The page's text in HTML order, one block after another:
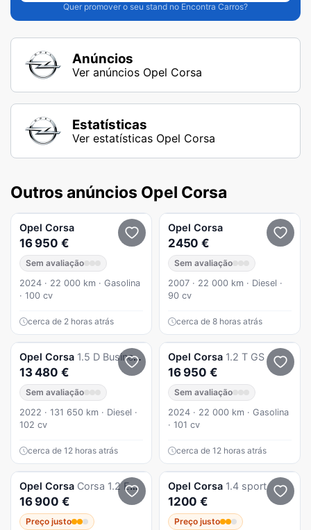
Quer promover o seu stand no Encontra Carros?
Anúncios
Ver anúncios Opel Corsa
Estatísticas
Ver estatísticas Opel Corsa
Outros anúncios Opel Corsa
Opel Corsa
16 950 €
Sem avaliação
2024 · 22 000 km · Gasolina
· 100 cv
cerca de 2 horas atrás
Opel Corsa
2450 €
Sem avaliação
2007 · 22 000 km · Diesel ·
90 cv
cerca de 8 horas atrás
Opel Corsa 1.5 D Business
13 480 €
Sem avaliação
2022 · 131 650 km · Diesel ·
102 cv
cerca de 12 horas atrás
Opel Corsa 1.2 T GS
16 950 €
Sem avaliação
2024 · 22 000 km · Gasolina
· 101 cv
cerca de 12 horas atrás
Opel Corsa Corsa 1.2 Edition
16 900 €
Preço justo
Opel Corsa 1.4 sport
1200 €
Preço justo